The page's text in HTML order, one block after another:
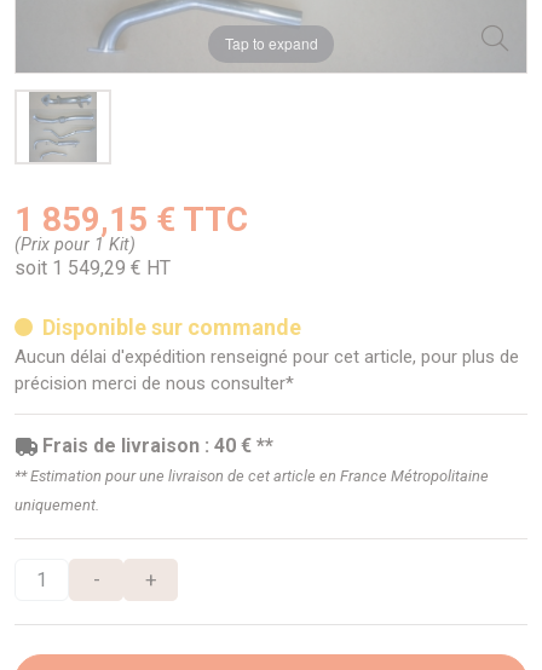
Tap to expand
1 859,15 € TTC
(Prix pour 1 Kit)
soit 1 549,29 € HT
Disponible sur commande
Aucun délai d'expédition renseigné pour cet article, pour plus de
précision merci de nous consulter*
Frais de livraison : 40 € **
** Estimation pour une livraison de cet article en France Métropolitaine
uniquement.
- +